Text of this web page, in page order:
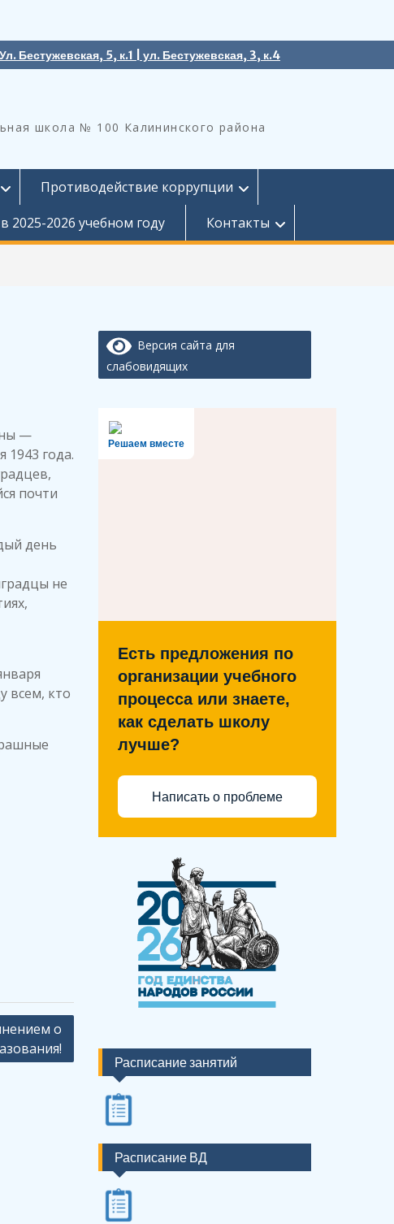
Ул. Бестужевская, 5, к.1 | ул. Бестужевская, 3, к.4
школа № 100 Калининского района
Противодействие коррупции
2025-2026 учебном году Контакты
—
1943 года.
почти
день
не
всем, кто
о
Версия сайта для
слабовидящих
Решаем вместе
Есть предложения по
организации учебного
процесса или знаете,
как сделать школу
лучше?
Написать о проблеме
Расписание занятий
Расписание ВД